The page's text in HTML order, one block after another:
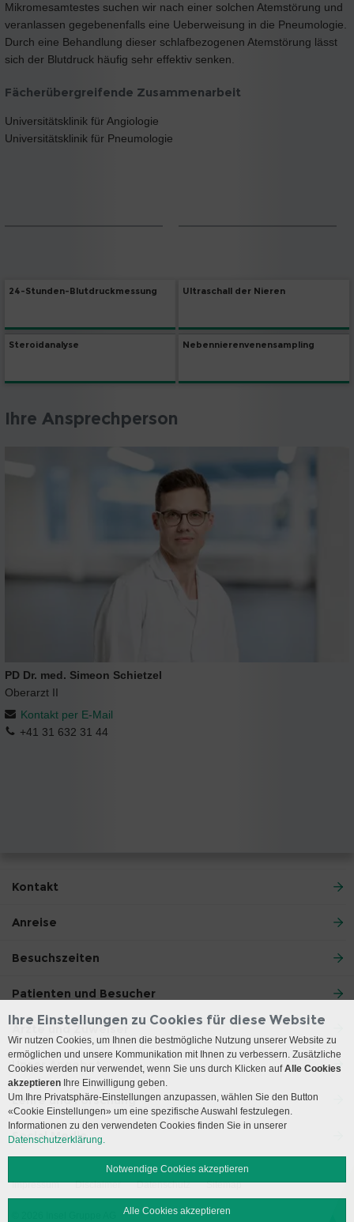
Mikromesamtestes suchen wir nach einer solchen Atemstörung und
veranlassen gegebenenfalls eine Ueberweisung in die Pneumologie.
Durch eine Behandlung dieser schlafbezogenen Atemstörung lässt
sich der Blutdruck häufig sehr effektiv senken.
Fächerübergreifende Zusammenarbeit
Universitätsklinik für Angiologie
Universitätsklinik für Pneumologie
24-Stunden-Blutdruckmessung Ultraschall der Nieren
Steroidanalyse Nebennierenvenensampling
Ihre Ansprechperson
PD Dr. med. Simeon Schietzel
Oberarzt II
Kontakt per E-Mail
+41 31 632 31 44
Kontakt
Anreise
Besuchszeiten
Patienten und Besucher
Ärzte und Zuweiser
Unser Angebot
Lehre und Forschung
Social Media
Impressum Disclaimer Datenschutz Sitemap
Ihre Einstellungen zu Cookies für diese Website
Wir nutzen Cookies, um Ihnen die bestmögliche Nutzung unserer Website zu
ermöglichen und unsere Kommunikation mit Ihnen zu verbessern. Zusätzliche
Cookies werden nur verwendet, wenn Sie uns durch Klicken aufAlle Cookies
akzeptieren Ihre Einwilligung geben.
Um Ihre Privatsphäre-Einstellungen anzupassen, wählen Sie den Button
«Cookie Einstellungen» um eine spezifische Auswahl festzulegen.
Informationen zu den verwendeten Cookies finden Sie in unserer
Datenschutzerklärung.
Notwendige Cookies akzeptieren
Alle Cookies akzeptieren